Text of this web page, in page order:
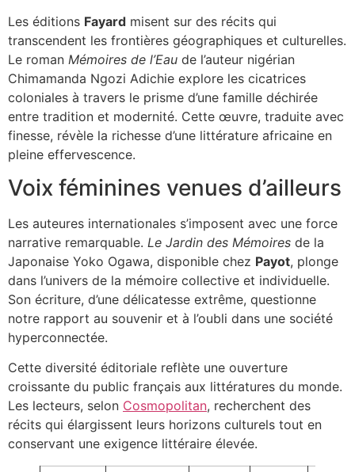
Les éditions Fayard misent sur des récits qui
transcendent les frontières géographiques et culturelles.
Le roman Mémoires de l’Eau de l’auteur nigérian
Chimamanda Ngozi Adichie explore les cicatrices
coloniales à travers le prisme d’une famille déchirée
entre tradition et modernité. Cette œuvre, traduite avec
finesse, révèle la richesse d’une littérature africaine en
pleine effervescence.
Voix féminines venues d’ailleurs
Les auteures internationales s’imposent avec une force
narrative remarquable. Le Jardin des Mémoires de la
Japonaise Yoko Ogawa, disponible chez Payot, plonge
dans l’univers de la mémoire collective et individuelle.
Son écriture, d’une délicatesse extrême, questionne
notre rapport au souvenir et à l’oubli dans une société
hyperconnectée.
Cette diversité éditoriale reflète une ouverture
croissante du public français aux littératures du monde.
Les lecteurs, selon Cosmopolitan, recherchent des
récits qui élargissent leurs horizons culturels tout en
conservant une exigence littéraire élevée.